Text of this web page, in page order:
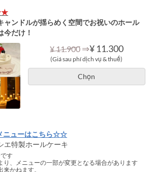
★
ャンドルが揺らめく空間でお祝いのホール
今だけ！
¥ 11.900 ⇒¥ 11.300
(Giá sau phí dịch vụ & thuế)
Chọn
ューはこちら☆☆
エ特製ホールケーキ
す
り、メニューの一部が変更となる場合があります
かねます。